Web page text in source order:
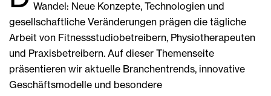
Wandel: Neue Konzepte, Technologien und
gesellschaftliche Veränderungen prägen die tägliche
Arbeit von Fitnessstudiobetreibern, Physiotherapeuten
und Praxisbetreibern. Auf dieser Themenseite
präsentieren wir aktuelle Branchentrends, innovative
Geschäftsmodelle und besondere